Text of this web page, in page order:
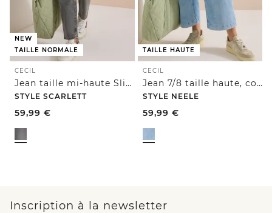
NEW
TAILLE NORMALE
CECIL
Jean taille mi-haute Slim Leg, coupe décontractée
STYLE SCARLETT
59,99 €
TAILLE HAUTE
CECIL
Jean 7/8 taille haute, coupe loose
STYLE NEELE
59,99 €
Inscription à la newsletter